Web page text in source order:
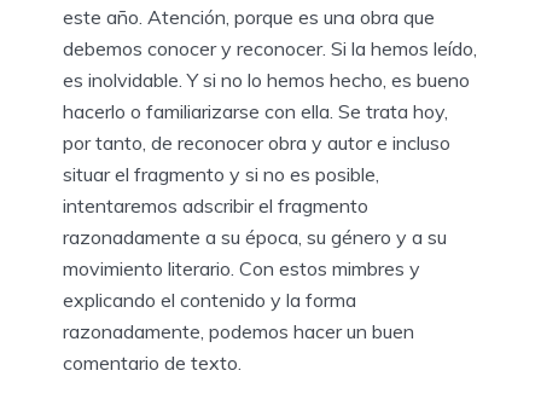
este año. Atención, porque es una obra que
debemos conocer y reconocer. Si la hemos leído,
es inolvidable. Y si no lo hemos hecho, es bueno
hacerlo o familiarizarse con ella. Se trata hoy,
por tanto, de reconocer obra y autor e incluso
situar el fragmento y si no es posible,
intentaremos adscribir el fragmento
razonadamente a su época, su género y a su
movimiento literario. Con estos mimbres y
explicando el contenido y la forma
razonadamente, podemos hacer un buen
comentario de texto.